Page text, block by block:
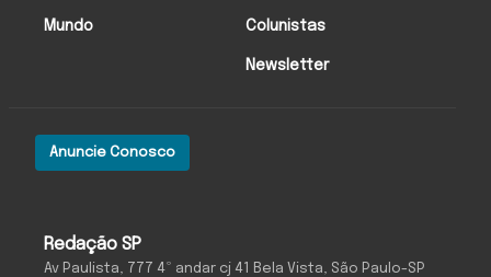
Redação SP
Av Paulista, 777 4º andar cj 41 Bela Vista, São Paulo-SP
Anuncie Conosco
Mundo Colunistas
Newsletter